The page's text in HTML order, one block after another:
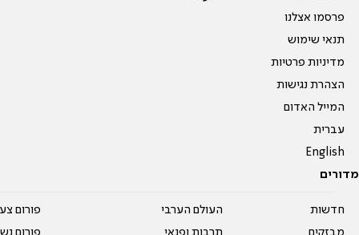
פרסמו אצלנו
תנאי שימוש
מדיניות פרטיות
הצהרת נגישות
המייל האדום
עברית
English
מדורים
חדשות
מבזקים
העולם הערבי
תרבות ופנאי
פורום
פורום